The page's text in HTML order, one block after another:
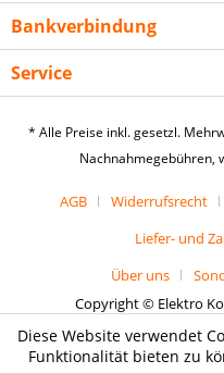
Bankverbindung
Service
* Alle Preise inkl. gesetzl.
Nachnahmegebühren,
AGB Widerrufsrecht
Liefer- und
Über uns
Copyright © Elektro
Diese Website verwendet
Funktionalität bieten zu